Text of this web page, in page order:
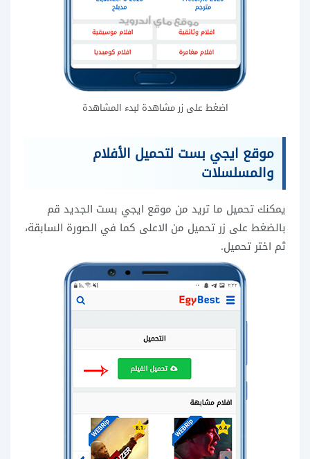
اضغط على زر مشاهدة لبدء المشاهدة
موقع ايجي بست لتحميل الأفلام
والمسلسلات
يمكنك تحميل ما تريد من موقع ايجي بست الجديد قم
بالضغط على زر تحميل من الاعلى كما في الصورة السابقة،
ثم اختر تحميل.